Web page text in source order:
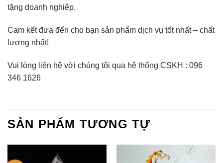
tặng doanh nghiệp.
Cam kết đưa đến cho bạn sản phẩm dịch vụ tốt nhất – chất
lương nhất!
Vui lòng liên hệ với chúng tôi qua hệ thống CSKH : 096
346 1626
SẢN PHẨM TƯƠNG TỰ